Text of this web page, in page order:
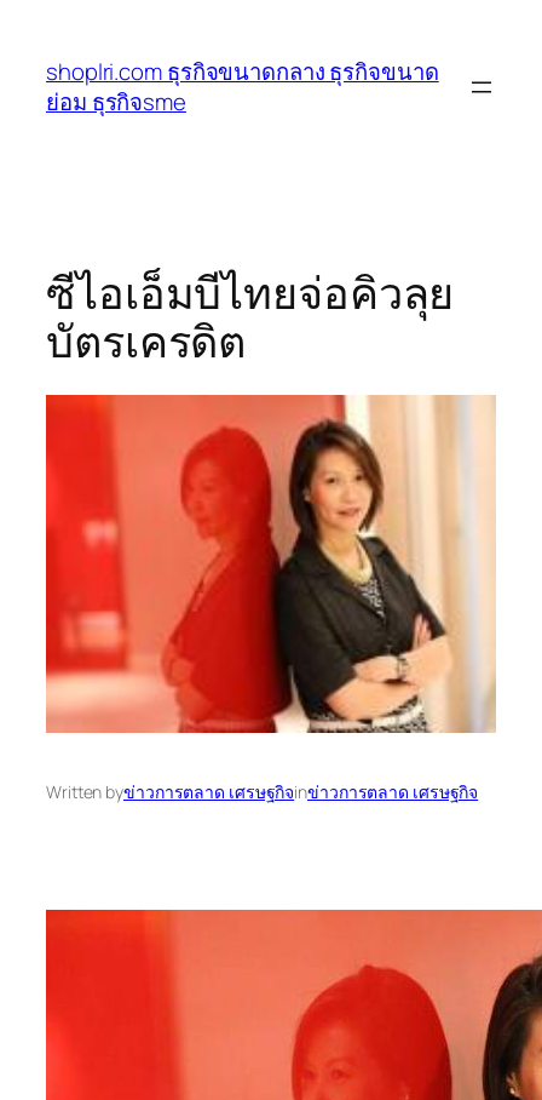
เนื้อหา
shoplri.com ธุรกิจขนาดกลาง ธุรกิจขนาด
ย่อม ธุรกิจsme
ซีไอเอ็มบีไทยจ่อคิวลุย
บัตรเครดิต
Written byข่าวการตลาด เศรษฐกิจinข่าวการตลาด เศรษฐกิจ